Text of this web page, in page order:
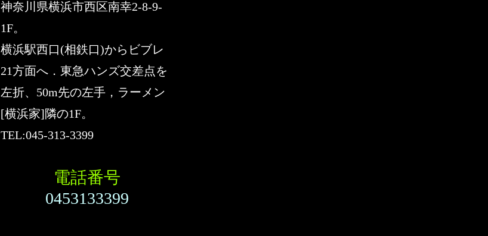
神奈川県横浜市西区南幸2-8-9-
1F。
横浜駅西口(相鉄口)からビブレ
21方面へ．東急ハンズ交差点を
左折、50m先の左手，ラーメン
[横浜家]隣の1F。
TEL:045-313-3399
電話番号
0453133399